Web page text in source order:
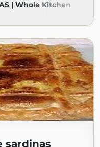
| Whole Kitchen
sardinas